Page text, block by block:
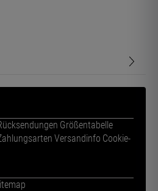
Größentabelle
Versandinfo Cookie-